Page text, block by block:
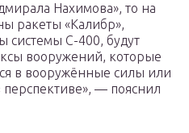
Нахимова», то на
ракеты «Калибр»,
системы С-400, будут
вооружений, которые
в вооружённые силы или
— пояснил